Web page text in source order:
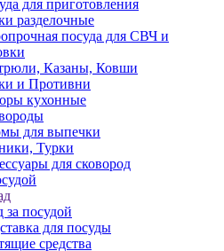
для приготовления
разделочные
посуда для СВЧ и
Казаны, Ковши
и Противни
кухонные
для выпечки
Турки
для сковород
за посудой
для посуды
средства